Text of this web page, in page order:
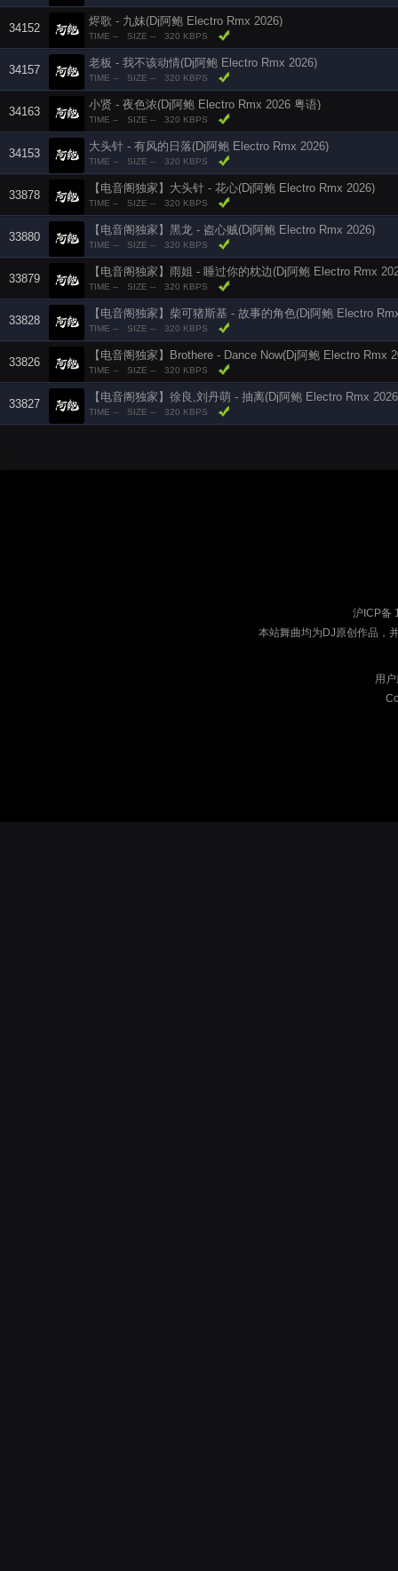
34152
烬歌 - 九妹(Dj阿鲍 Electro Rmx 2026)
TIME -- SIZE -- 320 KBPS
34157
老板 - 我不该动情(Dj阿鲍 Electro Rmx 2026)
TIME -- SIZE -- 320 KBPS
34163
小贤 - 夜色浓(Dj阿鲍 Electro Rmx 2026 粤语)
TIME -- SIZE -- 320 KBPS
34153
大头针 - 有风的日落(Dj阿鲍 Electro Rmx 2026)
TIME -- SIZE -- 320 KBPS
33878
【电音阁独家】大头针 - 花心(Dj阿鲍 Electro Rmx 2026)
TIME -- SIZE -- 320 KBPS
33880
【电音阁独家】黑龙 - 盗心贼(Dj阿鲍 Electro Rmx 2026)
TIME -- SIZE -- 320 KBPS
33879
【电音阁独家】雨姐 - 睡过你的枕边(Dj阿鲍 Electro Rmx
TIME -- SIZE -- 320 KBPS
33828
【电音阁独家】柴可猪斯基 - 故事的角色(Dj阿鲍 Electro
TIME -- SIZE -- 320 KBPS
33826
【电音阁独家】Brothere - Dance Now(Dj阿鲍 Electro Rmx
TIME -- SIZE -- 320 KBPS
33827
【电音阁独家】徐良,刘丹萌 - 抽离(Dj阿鲍 Electro Rmx
TIME -- SIZE -- 320 KBPS
沪ICP备
本站舞曲均为DJ原创作品，
用